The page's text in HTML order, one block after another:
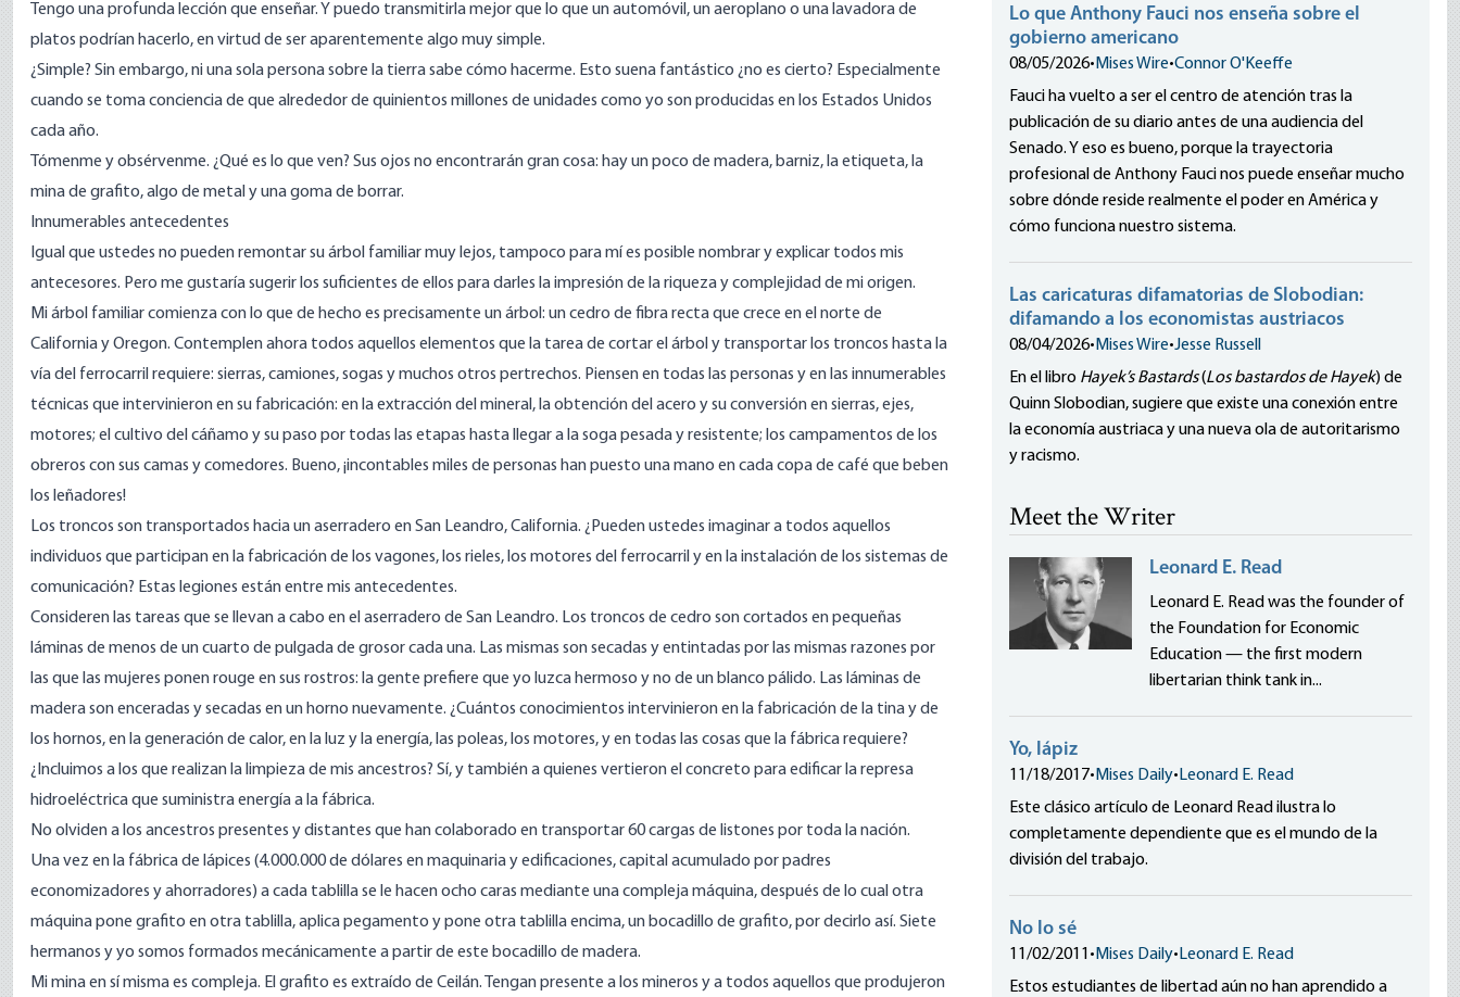
Tengo una profunda lección que enseñar. Y puedo transmitirla mejor que lo que un automóvil, un aeroplano o una lavadora de
platos podrían hacerlo, en virtud de ser aparentemente algo muy simple.
¿Simple? Sin embargo, ni una sola persona sobre la tierra sabe cómo hacerme. Esto suena fantástico ¿no es cierto? Especialmente
cuando se toma conciencia de que alrededor de quinientos millones de unidades como yo son producidas en los Estados Unidos
cada año.
Tómenme y obsérvenme. ¿Qué es lo que ven? Sus ojos no encontrarán gran cosa: hay un poco de madera, barniz, la etiqueta, la
mina de grafito, algo de metal y una goma de borrar.
Innumerables antecedentes
Igual que ustedes no pueden remontar su árbol familiar muy lejos, tampoco para mí es posible nombrar y explicar todos mis
antecesores. Pero me gustaría sugerir los suficientes de ellos para darles la impresión de la riqueza y complejidad de mi origen.
Mi árbol familiar comienza con lo que de hecho es precisamente un árbol: un cedro de fibra recta que crece en el norte de
California y Oregon. Contemplen ahora todos aquellos elementos que la tarea de cortar el árbol y transportar los troncos hasta la
vía del ferrocarril requiere: sierras, camiones, sogas y muchos otros pertrechos. Piensen en todas las personas y en las innumerables
técnicas que intervinieron en su fabricación: en la extracción del mineral, la obtención del acero y su conversión en sierras, ejes,
motores; el cultivo del cáñamo y su paso por todas las etapas hasta llegar a la soga pesada y resistente; los campamentos de los
obreros con sus camas y comedores. Bueno, ¡incontables miles de personas han puesto una mano en cada copa de café que beben
los leñadores!
Los troncos son transportados hacia un aserradero en San Leandro, California. ¿Pueden ustedes imaginar a todos aquellos
individuos que participan en la fabricación de los vagones, los rieles, los motores del ferrocarril y en la instalación de los sistemas de
comunicación? Estas legiones están entre mis antecedentes.
Consideren las tareas que se llevan a cabo en el aserradero de San Leandro. Los troncos de cedro son cortados en pequeñas
láminas de menos de un cuarto de pulgada de grosor cada una. Las mismas son secadas y entintadas por las mismas razones por
las que las mujeres ponen rouge en sus rostros: la gente prefiere que yo luzca hermoso y no de un blanco pálido. Las láminas de
madera son enceradas y secadas en un horno nuevamente. ¿Cuántos conocimientos intervinieron en la fabricación de la tina y de
los hornos, en la generación de calor, en la luz y la energía, las poleas, los motores, y en todas las cosas que la fábrica requiere?
¿Incluimos a los que realizan la limpieza de mis ancestros? Sí, y también a quienes vertieron el concreto para edificar la represa
hidroeléctrica que suministra energía a la fábrica.
No olviden a los ancestros presentes y distantes que han colaborado en transportar 60 cargas de listones por toda la nación.
Una vez en la fábrica de lápices (4.000.000 de dólares en maquinaria y edificaciones, capital acumulado por padres
economizadores y ahorradores) a cada tablilla se le hacen ocho caras mediante una compleja máquina, después de lo cual otra
máquina pone grafito en otra tablilla, aplica pegamento y pone otra tablilla encima, un bocadillo de grafito, por decirlo así. Siete
hermanos y yo somos formados mecánicamente a partir de este bocadillo de madera.
Mi mina en sí misma es compleja. El grafito es extraído de Ceilán. Tengan presente a los mineros y a todos aquellos que produjeron
Lo que Anthony Fauci nos enseña sobre el
gobierno americano
08/05/2026• Mises Wire•Connor O'Keeffe
Fauci ha vuelto a ser el centro de atención tras la
publicación de su diario antes de una audiencia del
Senado. Y eso es bueno, porque la trayectoria
profesional de Anthony Fauci nos puede enseñar mucho
sobre dónde reside realmente el poder en América y
cómo funciona nuestro sistema.
Las caricaturas difamatorias de Slobodian:
difamando a los economistas austriacos
08/04/2026• Mises Wire•Jesse Russell
En el libro Hayek’s Bastards(Los bastardos de Hayek) de
Quinn Slobodian, sugiere que existe una conexión entre
la economía austriaca y una nueva ola de autoritarismo
y racismo.
Meet the Writer
Leonard E. Read
Leonard E. Read was the founder of
the Foundation for Economic
Education — the first modern
libertarian think tank in...
Yo, lápiz
11/18/2017• Mises Daily• Leonard E. Read
Este clásico artículo de Leonard Read ilustra lo
completamente dependiente que es el mundo de la
división del trabajo.
No lo sé
11/02/2011 • Mises Daily• Leonard E. Read
Estos estudiantes de libertad aún no han aprendido a